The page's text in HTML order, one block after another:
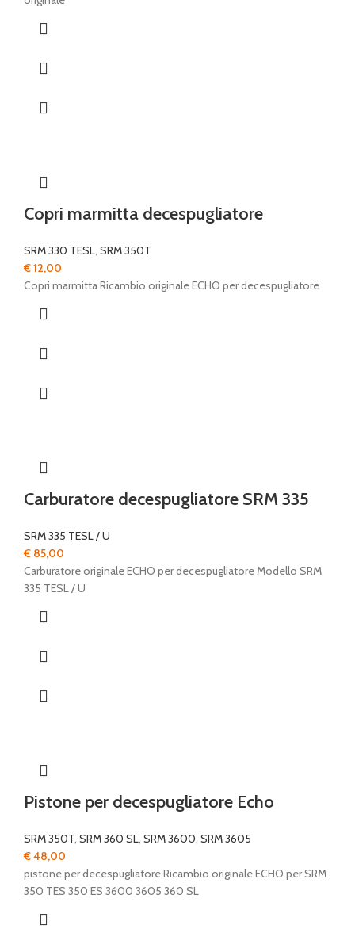
Copri marmitta decespugliatore
SRM 330 TESL, SRM 350T
€12,00
Copri marmitta Ricambio originale ECHO per decespugliatore
Carburatore decespugliatore SRM 335
SRM 335 TESL / U
€ 85,00
Carburatore originale ECHO per decespugliatore Modello SRM
335 TESL / U
Pistone per decespugliatore Echo
SRM 350T, SRM 360 SL, SRM 3600, SRM 3605
€48,00
pistone per decespugliatore Ricambio originale ECHO per SRM
350 TES 350 ES 3600 3605 360 SL